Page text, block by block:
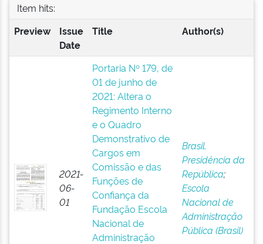
Item hits:
Preview
Issue
Date
Title Author(s)
2021-
06-
01
Portaria Nº 179, de
01 de junho de
2021: Altera o
Regimento Interno
e o Quadro
Demonstrativo de
Cargos em
Comissão e das
Funções de
Confiança da
Fundação Escola
Nacional de
Administração
Brasil.
Presidência da
República;
Escola
Nacional de
Administração
Pública (Brasil)